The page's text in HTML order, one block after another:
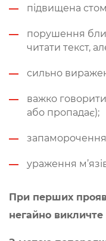
підвищена
порушення
читати текст,
сильно
важко
або пропадає);
ураження
При перших
негайно викличте